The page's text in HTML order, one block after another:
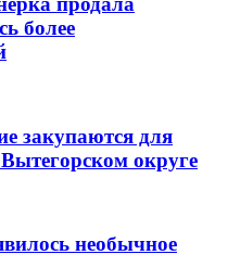
более
закупаются для
округе
необычное